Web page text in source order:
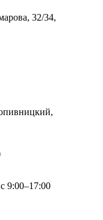
32/34,
9:00–17:00